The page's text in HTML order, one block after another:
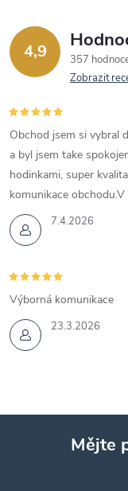
4,9
357
Zobrazit
7.4.2026
Obchod jsem si vybral
a byl jsem take
hodinkami, super
komunikace obchodu.V
23.3.2026
Výborná komunikace
Mějte